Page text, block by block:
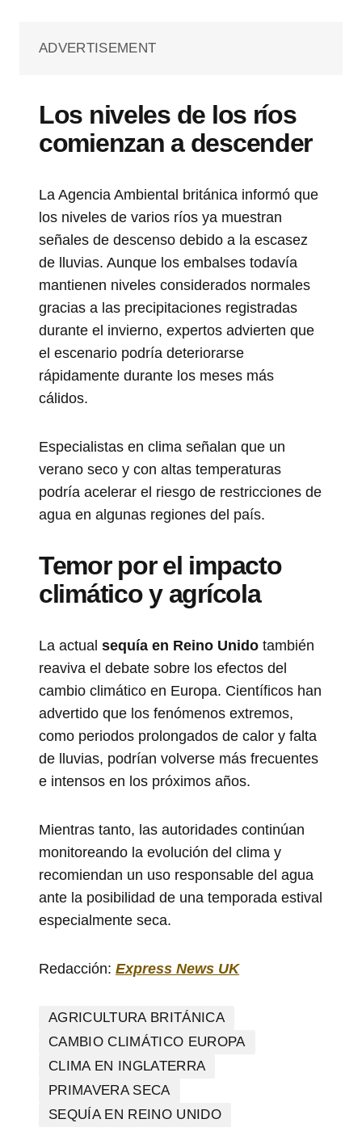
ADVERTISEMENT
Los niveles de los ríos
comienzan a descender
La Agencia Ambiental británica informó que
los niveles de varios ríos ya muestran
señales de descenso debido a la escasez
de lluvias. Aunque los embalses todavía
mantienen niveles considerados normales
gracias a las precipitaciones registradas
durante el invierno, expertos advierten que
el escenario podría deteriorarse
rápidamente durante los meses más
cálidos.
Especialistas en clima señalan que un
verano seco y con altas temperaturas
podría acelerar el riesgo de restricciones de
agua en algunas regiones del país.
Temor por el impacto
climático y agrícola
La actual sequía en Reino Unido también
reaviva el debate sobre los efectos del
cambio climático en Europa. Científicos han
advertido que los fenómenos extremos,
como periodos prolongados de calor y falta
de lluvias, podrían volverse más frecuentes
e intensos en los próximos años.
Mientras tanto, las autoridades continúan
monitoreando la evolución del clima y
recomiendan un uso responsable del agua
ante la posibilidad de una temporada estival
especialmente seca.
Redacción: Express News UK
AGRICULTURA BRITÁNICA
CAMBIO CLIMÁTICO EUROPA
CLIMA EN INGLATERRA
PRIMAVERA SECA
SEQUÍA EN REINO UNIDO